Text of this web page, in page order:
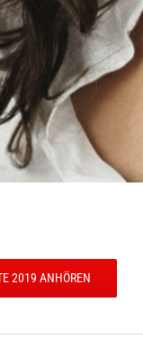
2019 ANHÖREN